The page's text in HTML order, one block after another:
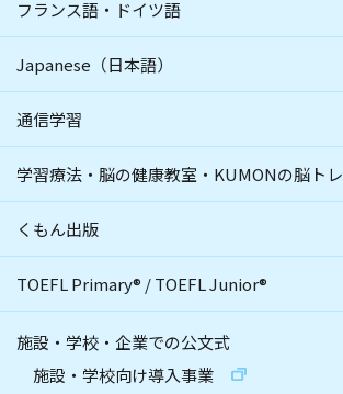
フランス語・ドイツ語
Japanese（日本語）
通信学習
学習療法・脳の健康教室・KUMONの脳トレ
くもん出版
TOEFL Primary® /TOEFL Junior®
施設・学校・企業での公文式
施設・学校向け導入事業